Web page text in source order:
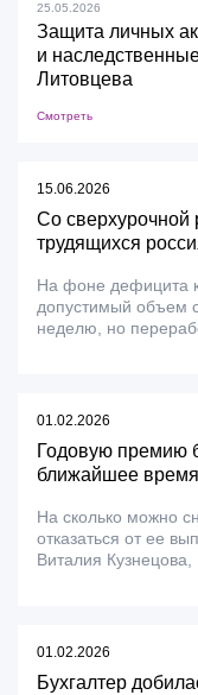
25.05.2026
Защита личных
и
Литовцева
Смотреть
15.06.2026
Со сверхурочной
трудящихся
На фоне дефицита
допустимый объем
неделю, но
01.02.2026
Годовую премию
ближайшее время
На сколько можно
отказаться от ее
Виталия Кузнецова,
01.02.2026
Бухгалтер